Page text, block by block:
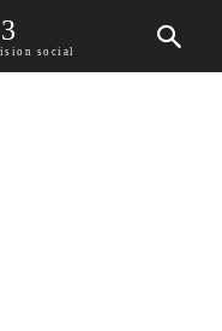
social